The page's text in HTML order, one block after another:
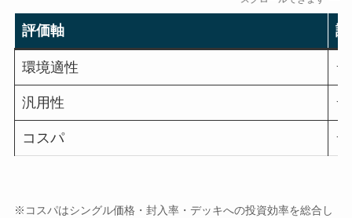
評価軸
環境適性
汎用性
コスパ
※コスパはシングル価格・封入率・デッキへの投資効率を総合し